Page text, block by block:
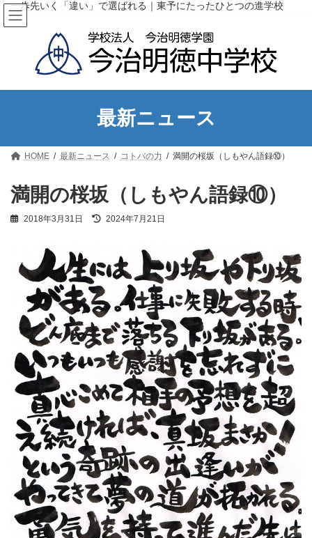
コ
ン
テ
キ
ナ
ビ
ゲ
に
一歩先いく「違い」で選ばれる｜東予にたったひとつの進学校
最新ニュース
HOME 最新ニュース コトバの力 満開の桜坂（しもやん語録⑩）
満開の桜坂（しもやん語録⑩）
2018年3月31日
最
日
時
:
2024年7月21日